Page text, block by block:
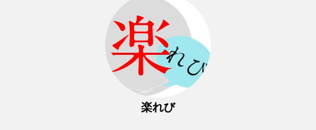
楽れび